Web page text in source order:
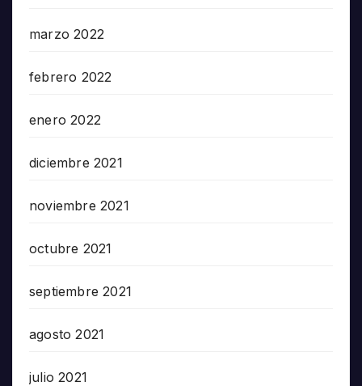
marzo 2022
febrero 2022
enero 2022
diciembre 2021
noviembre 2021
octubre 2021
septiembre 2021
agosto 2021
julio 2021